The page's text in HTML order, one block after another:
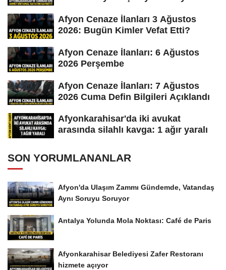
Afyon Cenaze İlanları 3 Ağustos
2026: Bugün Kimler Vefat Etti?
Afyon Cenaze İlanları: 6 Ağustos
2026 Perşembe
Afyon Cenaze İlanları: 7 Ağustos
2026 Cuma Defin Bilgileri Açıklandı
Afyonkarahisar'da iki avukat
arasında silahlı kavga: 1 ağır yaralı
SON YORUMLANANLAR
Afyon'da Ulaşım Zammı Gündemde, Vatandaş
Aynı Soruyu Soruyor
Antalya Yolunda Mola Noktası: Café de Paris
Afyonkarahisar Belediyesi Zafer Restoranı
hizmete açıyor